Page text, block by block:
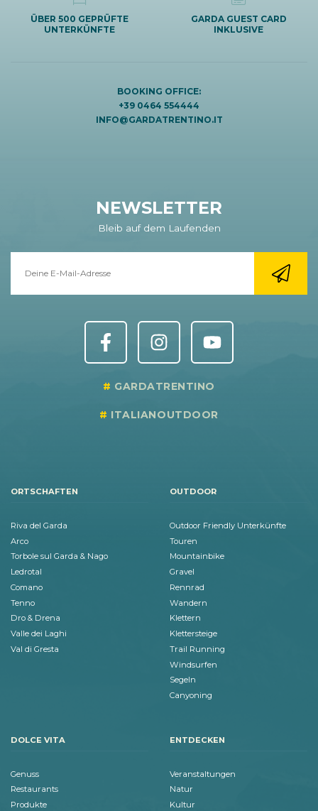
ÜBER 500 GEPRÜFTE
UNTERKÜNFTE
GARDA GUEST CARD
INKLUSIVE
BOOKING OFFICE:
+39 0464 554444
INFO@GARDATRENTINO.IT
NEWSLETTER
Bleib auf dem Laufenden
GARDATRENTINO
ITALIANOUTDOOR
ORTSCHAFTEN
Riva del Garda
Arco
Torbole sul Garda & Nago
Ledrotal
Comano
Tenno
Dro & Drena
Valle dei Laghi
Val di Gresta
OUTDOOR
Outdoor Friendly Unterkünfte
Touren
Mountainbike
Gravel
Rennrad
Wandern
Klettern
Klettersteige
Trail Running
Windsurfen
Segeln
Canyoning
DOLCE VITA
Genuss
Restaurants
Produkte
ENTDECKEN
Veranstaltungen
Natur
Kultur